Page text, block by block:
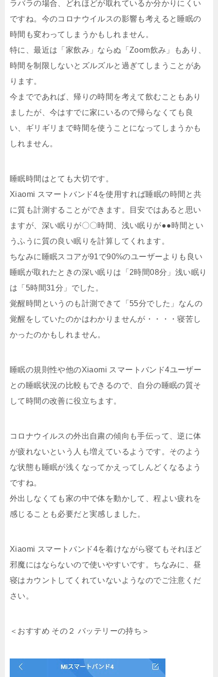
ラバラの場合、どれほどが取れているか分かりにくい
ですね。今のコロナウイルスの影響も考えると睡眠の
時間も変わってしまうかもしれません。
特に、最近は「家飲み」ならぬ「Zoom飲み」もあり、
時間を制限しないとズルズルと過ぎてしまうことがあ
ります。
今までであれば、帰りの時間を考えて飲むこともあり
ましたが、今はすでに家にいるので帰らなくても良
い、ギリギリまで時間を使うことになってしまうかも
しれません。
睡眠時間はとても大切です。
Xiaomi スマートバンド4を使用すれば睡眠の時間と共
に質も計測することができます。目安ではあると思い
ますが、深い眠りが〇〇時間、浅い眠りが●●時間とい
うふうに質の良い眠りを計算してくれます。
ちなみに睡眠スコアが91で90%のユーザーよりも良い
睡眠が取れたときの深い眠りは「2時間08分」浅い眠り
は「5時間31分」でした。
覚醒時間というのも計測できて「55分でした」なんの
覚醒をしていたのかはわかりませんが・・・・寝苦し
かったのかもしれません。
睡眠の規則性や他のXiaomi スマートバンド4ユーザー
との睡眠状況の比較もできるので、自分の睡眠の質そ
して時間の改善に役立ちます。
コロナウイルスの外出自粛の傾向も手伝って、逆に体
が疲れないという人も増えているようです。そのよう
な状態も睡眠が浅くなってかえってしんどくなるよう
ですね。
外出しなくても家の中で体を動かして、程よい疲れを
感じることも必要だと実感しました。
Xiaomi スマートバンド4を着けながら寝てもそれほど
邪魔にはならないので使いやすいです。ちなみに、昼
寝はカウントしてくれていないようなのでご注意くだ
さい。
＜おすすめ その２ バッテリーの持ち＞